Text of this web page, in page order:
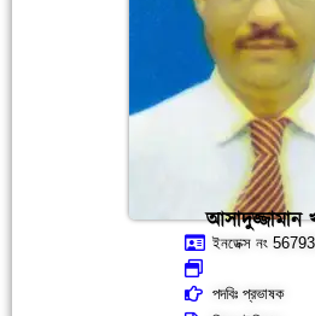
আসাদুজ্জামান
ইনডেক্স নং
পদবিঃ প্রভাষক